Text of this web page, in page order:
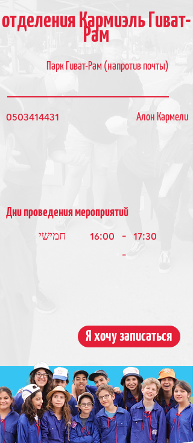
отделения Кармиэль Гиват-
Рам
Парк Гиват-Рам (напротив почты)
0503414431 Алон Кармели
Дни проведения мероприятий
חמישי 16:00 - 17:30
-
Я хочу записаться